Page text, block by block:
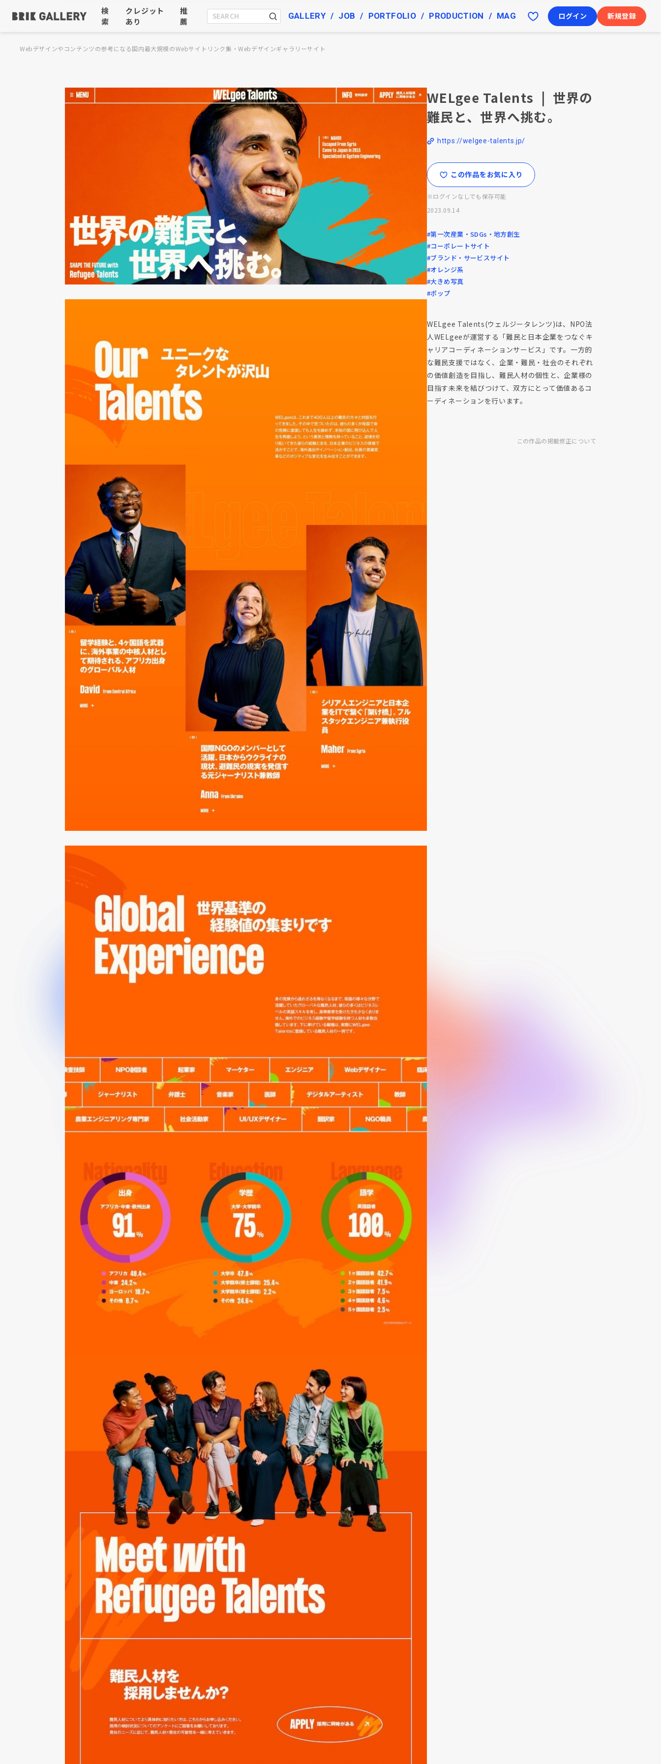
検
索
クレジット
あり
推
薦
GALLERY JOB PORTFOLIO PRODUCTION MAG ログイン 新規登録
Webデザインやコンテンツの参考になる国内最大規模のWebサイトリンク集・Webデザインギャラリーサイト
WELgee Talents | 世界の
難民と、世界へ挑む。
https://welgee-talents.jp/
この作品をお気に入り
※ログインなしでも保存可能
2023.09.14
#第一次産業・SDGs・地方創生
#コーポレートサイト
#ブランド・サービスサイト
#オレンジ系
#大きめ写真
#ポップ
WELgee Talents(ウェルジータレンツ)は、NPO法
人WELgeeが運営する「難民と日本企業をつなぐキ
ャリアコーディネーションサービス」です。一方的
な難民支援ではなく、企業・難民・社会のそれぞれ
の価値創造を目指し、難民人材の個性と、企業様の
目指す未来を結びつけて、双方にとって価値あるコ
ーディネーションを行います。
この作品の掲載修正について